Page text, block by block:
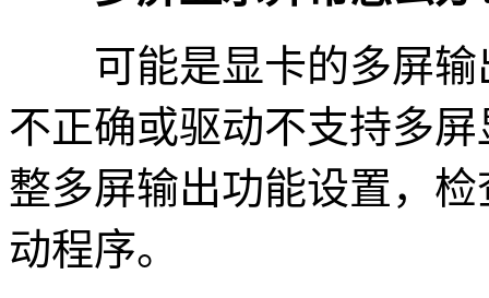
可能是显卡的多屏输
不正确或驱动不支持多
整多屏输出功能设置，
动程序。